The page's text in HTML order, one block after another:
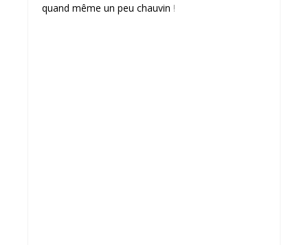
quand même un peu chauvin !